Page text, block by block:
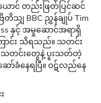
ာင် တည်းဖြတ်ပြင်ဆင်
သျှ BBC ညွှန်ချုပ် Tim
နှင့် အမှုဆောင်အရာရှိ
ာင်း သိရသည်။ သတင်း
ကို သတင်းတွေနဲ့ ပူးသတ်တဲ့
ခံနေရပြီ။ ဝဋ်လည်နေ